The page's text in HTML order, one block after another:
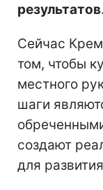
результатов.
Сейчас
том, чтобы
местного
шаги
создают
для